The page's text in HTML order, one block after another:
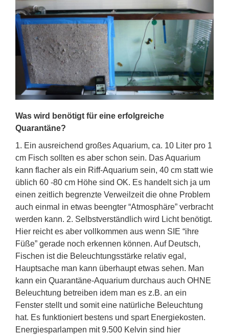
Was wird benötigt für eine erfolgreiche
Quarantäne?
1. Ein ausreichend großes Aquarium, ca. 10 Liter pro 1
cm Fisch sollten es aber schon sein. Das Aquarium
kann flacher als ein Riff-Aquarium sein, 40 cm statt wie
üblich 60 -80 cm Höhe sind OK. Es handelt sich ja um
einen zeitlich begrenzte Verweilzeit die ohne Problem
auch einmal in etwas beengter “Atmosphäre” verbracht
werden kann. 2. Selbstverständlich wird Licht benötigt.
Hier reicht es aber vollkommen aus wenn SIE “ihre
Füße” gerade noch erkennen können. Auf Deutsch,
Fischen ist die Beleuchtungsstärke relativ egal,
Hauptsache man kann überhaupt etwas sehen. Man
kann ein Quarantäne-Aquarium durchaus auch OHNE
Beleuchtung betreiben idem man es z.B. an ein
Fenster stellt und somit eine natürliche Beleuchtung
hat. Es funktioniert bestens und spart Energiekosten.
Energiesparlampen mit 9.500 Kelvin sind hier